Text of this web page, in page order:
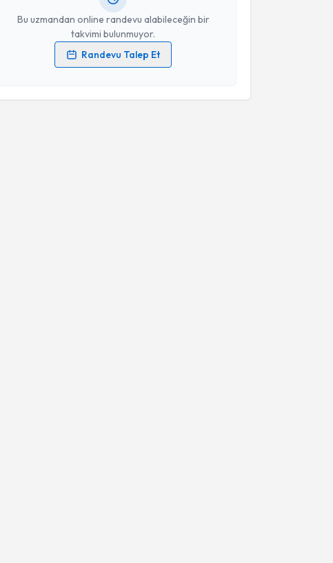
Bu uzmandan online randevu alabileceğin bir
takvimi bulunmuyor.
Randevu Talep Et
Kişisel verilerimin işlenmesine ilişkinAydınlatma Metni